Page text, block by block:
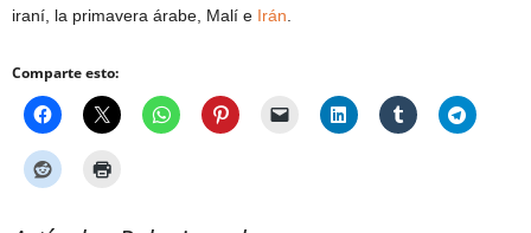
iraní, la primavera árabe, Malí e Irán
Comparte esto: